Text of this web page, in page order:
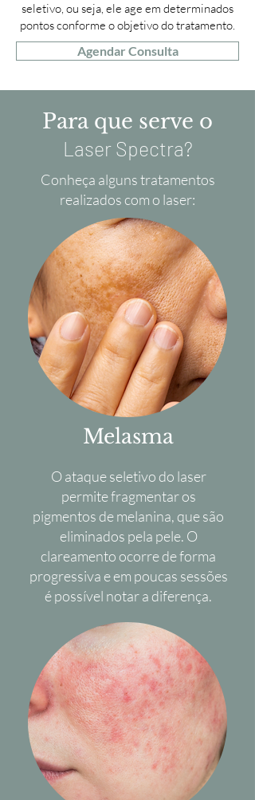
seletivo, ou seja, ele age em determinados
pontos conforme o objetivo do tratamento.
Agendar Consulta
Para que serve o
Laser Spectra?
Conheça alguns tratamentos
realizados com o laser:
Melasma
O ataque seletivo do laser
permite fragmentar os
pigmentos de melanina, que são
eliminados pela pele. O
clareamento ocorre de forma
progressiva e em poucas sessões
é possível notar a diferença.